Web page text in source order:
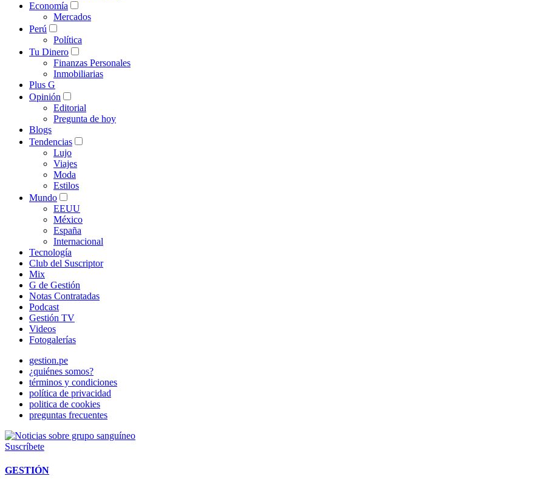
Economía
Mercados
Perú
Política
Tu Dinero
Finanzas Personales
Inmobiliarias
Plus G
Opinión
Editorial
Pregunta de hoy
Blogs
Tendencias
Lujo
Viajes
Moda
Estilos
Mundo
EEUU
México
España
Internacional
Tecnología
Club del Suscriptor
Mix
G de Gestión
Notas Contratadas
Podcast
Gestión TV
Videos
Fotogalerías
gestion.pe
¿quiénes somos?
términos y condiciones
política de privacidad
politica de cookies
preguntas frecuentes
Suscríbete
GESTIÓN